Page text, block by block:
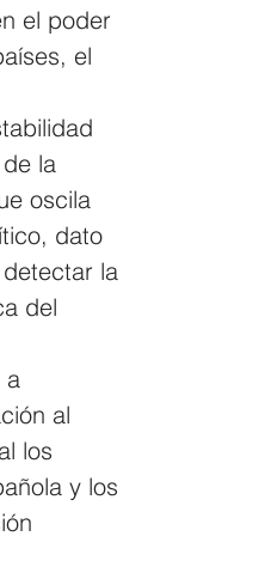
el poder
el
la
oscila
dato
la
del
a
al
los
y los